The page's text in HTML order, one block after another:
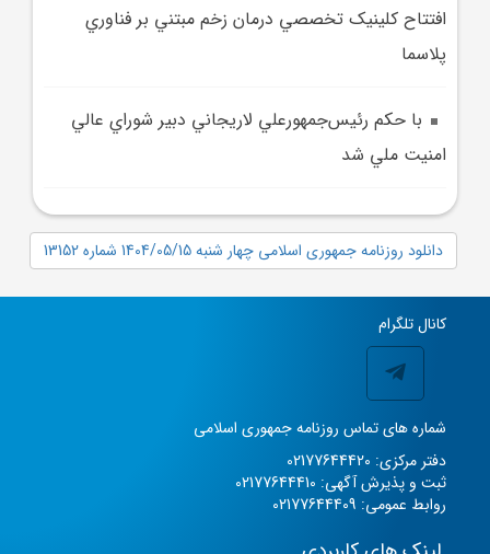
افتتاح کلينيک تخصصي درمان زخم مبتني بر فناوري
پلاسما
با حکم رئيس‌جمهورعلي لاريجاني دبير شوراي عالي
امنيت ملي شد
دانلود روزنامه جمهوری اسلامی چهار شنبه 1404/05/15 شماره 13152
کانال تلگرام
شماره های تماس روزنامه جمهوری اسلامی
دفتر مرکزی: 02177644420
ثبت و پذیرش آگهی: 02177644410
روابط عمومی: 02177644409